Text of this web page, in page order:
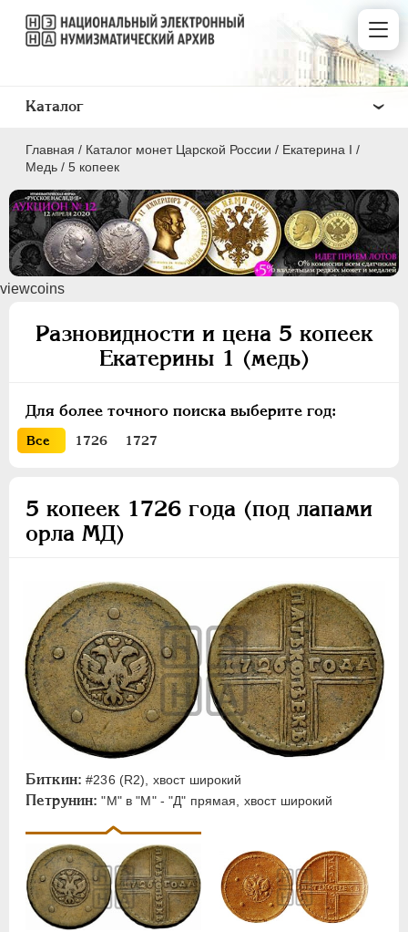
Главная / Каталог монет Царской России / Екатерина I /
Медь / 5 копеек
viewcoins
Разновидности и цена 5 копеек
Екатерины 1 (медь)
Для более точного поиска выберите год:
Все 1726 1727
5 копеек 1726 года (под лапами
орла МД)
Биткин: #236 (R2), хвост широкий
Петрунин: "М" в "М" - "Д" прямая, хвост широкий
Каталог
ПEТР I 1699 - 1725
ЕКАТЕРИНА I
Золото
5 копеек
Медные платы
ПЕТР II 1727-1729
АННА ИОАННОВНА
ЕЛИЗАВЕТА 1741-1762
ПЕТР III 1762-1762
ЕКАТЕРИНА II 1762-1796
ПАВЕЛ I 1796-1801
АЛЕКСАНДР I 1801-1825
НИКОЛАЙ I 1826-1855
АЛЕКСАНДР II 1855-1881
НИКОЛАЙ II 1894-1917
ИНОСТРАННЫЕ
1768-1918